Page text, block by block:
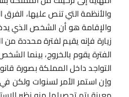
والأنظمة التي تنص عليها، الفرق
والإقامة هو أن الشخص الذي
زيارة فإنه يقيم لفترة محددة
الفترة يقوم بالخروج، بينما
التواجد داخل المملكة بصورة
وإن استمر الأمر لسنوات ولكن